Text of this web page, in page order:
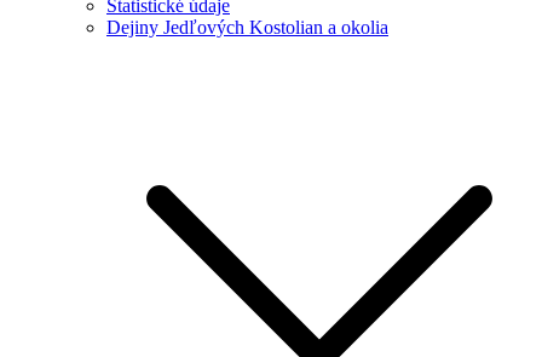
Štatistické údaje
Dejiny Jedľových Kostolian a okolia